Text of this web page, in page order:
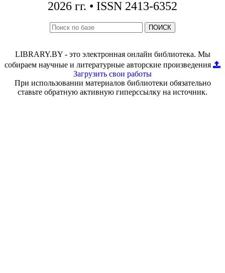
2026 гг. • ISSN 2413-6352
ПОИСК
LIBRARY.BY - это электронная онлайн библиотека. Мы
собираем научные и литературные авторские произведения
Загрузить свои работы
При использовании материалов библиотеки обязательно
ставьте обратную активную гиперссылку на источник.